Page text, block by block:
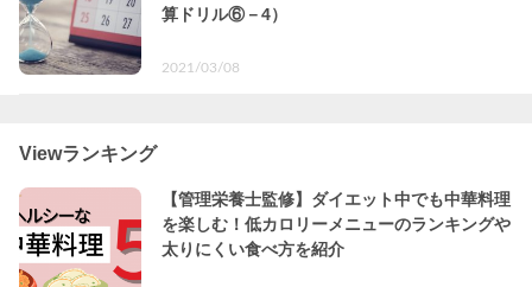
算ドリル⑥－4）
2021/03/08
Viewランキング
【管理栄養士監修】ダイエット中でも中華料理
を楽しむ！低カロリーメニューのランキングや
太りにくい食べ方を紹介